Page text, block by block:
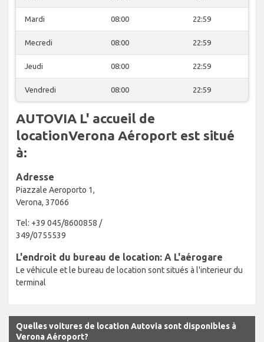
Mardi 08:00 22:59
Mecredi 08:00 22:59
Jeudi 08:00 22:59
Vendredi 08:00 22:59
AUTOVIA L' accueil de
locationVerona Aéroport est situé
à:
Adresse
Piazzale Aeroporto 1,
Verona, 37066
Tel: +39 045/8600858 /
349/0755539
L'endroit du bureau de location: A L'aérogare
Le véhicule et le bureau de location sont situés à l'interieur du
terminal
Quelles voitures de location Autovia sont disponibles à
Verona Aéroport?